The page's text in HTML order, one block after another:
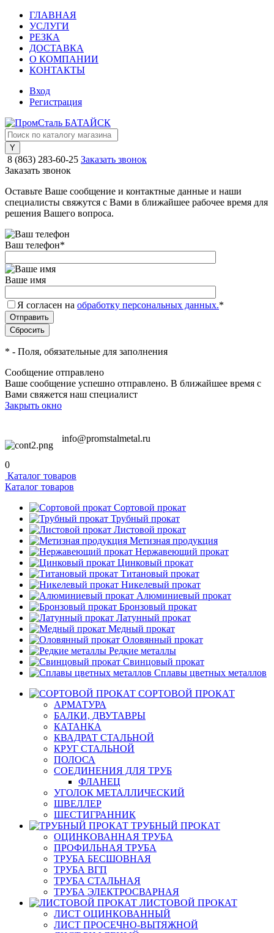
ГЛАВНАЯ
УСЛУГИ
РЕЗКА
ДОСТАВКА
О КОМПАНИИ
КОНТАКТЫ
Вход
Регистрация
8 (863) 283-60-25 Заказать звонок
Заказать звонок
Оставьте Ваше сообщение и контактные данные и наши
специалисты свяжутся с Вами в ближайшее рабочее время для
решения Вашего вопроса.
Ваш телефон*
Ваше имя
Я согласен на обработку персональных данных.*
* - Поля, обязательные для заполнения
Сообщение отправлено
Ваше сообщение успешно отправлено. В ближайшее время с
Вами свяжется наш специалист
Закрыть окно
info@promstalmetal.ru
0
Каталог товаров
Каталог товаров
Сортовой прокат
Трубный прокат
Листовой прокат
Метизная продукция
Нержавеющий прокат
Цинковый прокат
Титановый прокат
Никелевый прокат
Алюминиевый прокат
Бронзовый прокат
Латунный прокат
Медный прокат
Оловянный прокат
Редкие металлы
Свинцовый прокат
Сплавы цветных металлов
СОРТОВОЙ ПРОКАТ
АРМАТУРА
БАЛКИ, ДВУТАВРЫ
КАТАНКА
КВАДРАТ СТАЛЬНОЙ
КРУГ СТАЛЬНОЙ
ПОЛОСА
СОЕДИНЕНИЯ ДЛЯ ТРУБ
ФЛАНЕЦ
УГОЛОК МЕТАЛЛИЧЕСКИЙ
ШВЕЛЛЕР
ШЕСТИГРАННИК
ТРУБНЫЙ ПРОКАТ
ОЦИНКОВАННАЯ ТРУБА
ПРОФИЛЬНАЯ ТРУБА
ТРУБА БЕСШОВНАЯ
ТРУБА ВГП
ТРУБА СТАЛЬНАЯ
ТРУБА ЭЛЕКТРОСВАРНАЯ
ЛИСТОВОЙ ПРОКАТ
ЛИСТ ОЦИНКОВАННЫЙ
ЛИСТ ПРОСЕЧНО-ВЫТЯЖНОЙ